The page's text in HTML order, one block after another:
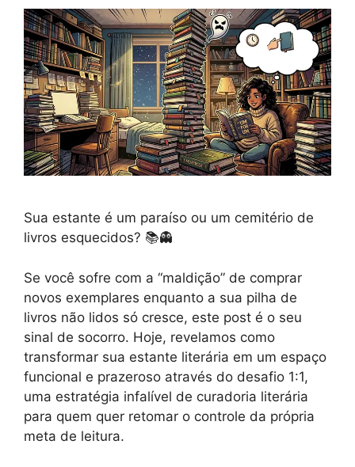
Sua estante é um paraíso ou um cemitério de
livros esquecidos? 📚👻
Se você sofre com a “maldição” de comprar
novos exemplares enquanto a sua pilha de
livros não lidos só cresce, este post é o seu
sinal de socorro. Hoje, revelamos como
transformar sua estante literária em um espaço
funcional e prazeroso através do desafio 1:1,
uma estratégia infalível de curadoria literária
para quem quer retomar o controle da própria
meta de leitura.